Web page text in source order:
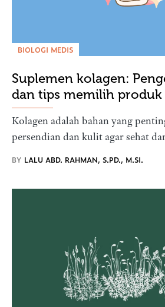
BIOLOGI MEDIS
Suplemen kolagen:
dan tips memilih produk
Kolagen adalah bahan yang
persendian dan kulit agar sehat
BY LALU ABD. RAHMAN, S.PD., M.SI.